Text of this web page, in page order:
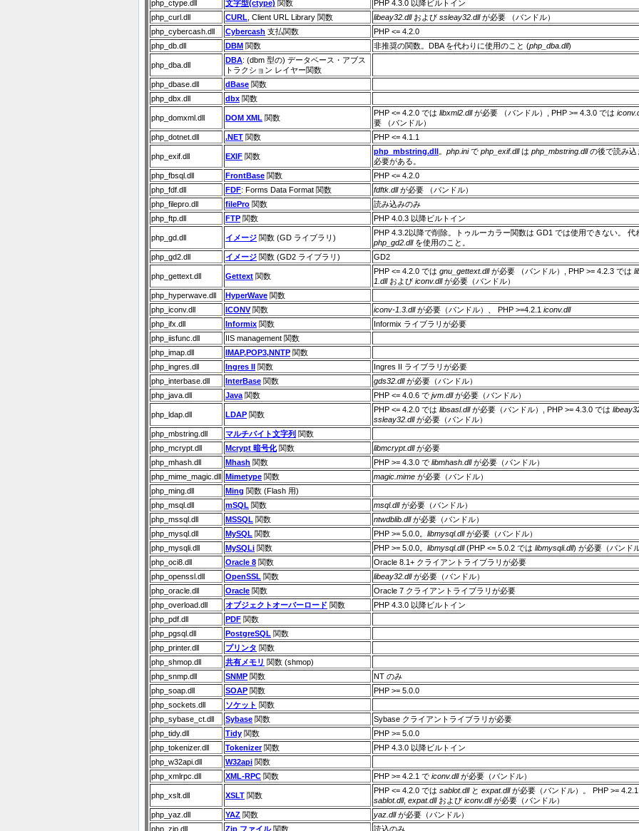
php_ctype.dll
文字型(ctype) 関数
PHP 4.3.0 以降ビルトイン
php_curl.dll
CURL , Client URL Library 関数 libeay32.dllおよび ssleay32.dllが必要 （バンドル）
php_cybercash.dll
Cybercash 支払関数
PHP <= 4.2.0
php_db.dll
DBM 関数 非推奨の関数。DBA を代わりに使用のこと (php_dba.dll)
php_dba.dll
DBA: (dbm 型の) データベース・アブス
トラクション レイヤー関数
php_dbase.dll
dBase 関数
php_dbx.dll
dbx 関数
php_domxml.dll DOM XML 関数
PHP <= 4.2.0 では libxml2.dllが必要 （バンドル）, PHP >= 4.3.0 では
要 （バンドル）
php_dotnet.dll
.NET 関数 PHP <= 4.1.1
php_exif.dll EXIF 関数
php_mbstring.dll。 php.iniで php_exif.dllは php_mbstring.dllの後で読み込
必要がある。
php_fbsql.dll
FrontBase 関数
PHP <= 4.2.0
php_fdf.dll
FDF: Forms Data Format 関数 fdftk.dllが必要 （バンドル）
php_filepro.dll
filePro 関数
読み込みのみ
php_ftp.dll
FTP 関数 PHP 4.0.3 以降ビルトイン
php_gd.dll イメージ 関数 (GD ライブラリ)
PHP 4.3.2以降で削除。トゥルーカラー関数は GD1 では使用できない。 代
php_gd2.dllを使用のこと。
php_gd2.dll
イメージ 関数 (GD2 ライブラリ) GD2
php_gettext.dll Gettext 関数
PHP <= 4.2.0 では gnu_gettext.dllが必要 （バンドル）, PHP >= 4.2.3 では
1.dllおよび iconv.dllが必要（バンドル）
php_hyperwave.dll
HyperWave 関数
php_iconv.dll
ICONV関数 iconv-1.3.dllが必要（バンドル）、 PHP >=4.2.1 iconv.dll
php_ifx.dll
Informix 関数
Informix ライブラリが必要
php_iisfunc.dll
IIS management 関数
php_imap.dll
IMAP,POP3,NNTP 関数
php_ingres.dll
Ingres II 関数
Ingres II ライブラリが必要
php_interbase.dll
InterBase 関数 gds32.dllが必要（バンドル）
php_java.dll
Java 関数 PHP <= 4.0.6 で jvm.dllが必要（バンドル）
php_ldap.dll LDAP 関数
PHP <= 4.2.0 では libsasl.dllが必要（バンドル）, PHP >= 4.3.0 では
ssleay32.dllが必要（バンドル）
php_mbstring.dll
マルチバイト文字列 関数
php_mcrypt.dll
Mcrypt 暗号化関数 libmcrypt.dllが必要
php_mhash.dll
Mhash 関数 PHP >= 4.3.0 で libmhash.dllが必要（バンドル）
php_mime_magic.dll Mimetype 関数 magic.mime が必要（バンドル）
php_ming.dll
Ming 関数 (Flash 用)
php_msql.dll
mSQL 関数 msql.dllが必要（バンドル）
php_mssql.dll
MSSQL 関数 ntwdblib.dllが必要（バンドル）
php_mysql.dll
MySQL 関数 PHP >= 5.0.0。 libmysql.dllが必要（バンドル）
php_mysqli.dll
MySQLi 関数 PHP >= 5.0.0。 libmysql.dll(PHP <= 5.0.2 では libmysqli.dll) が必要（バンドル
php_oci8.dll
Oracle 8 関数
Oracle 8.1+ クライアントライブラリが必要
php_openssl.dll
OpenSSL 関数 libeay32.dllが必要（バンドル）
php_oracle.dll
Oracle 関数
Oracle 7 クライアントライブラリが必要
php_overload.dll
オブジェクトオーバーロード 関数
PHP 4.3.0 以降ビルトイン
php_pdf.dll
PDF 関数
php_pgsql.dll
PostgreSQL 関数
php_printer.dll
プリンタ 関数
php_shmop.dll
共有メモリ 関数 (shmop)
php_snmp.dll
SNMP 関数
NT のみ
php_soap.dll
SOAP 関数
PHP >= 5.0.0
php_sockets.dll
ソケット 関数
php_sybase_ct.dll
Sybase 関数
Sybase クライアントライブラリが必要
php_tidy.dll
Tidy 関数
PHP >= 5.0.0
php_tokenizer.dll
Tokenizer関数
PHP 4.3.0 以降ビルトイン
php_w32api.dll
W32api 関数
php_xmlrpc.dll
XML-RPC 関数 PHP >= 4.2.1 で iconv.dllが必要（バンドル）
php_xslt.dll XSLT 関数
PHP <= 4.2.0 では sablot.dllと expat.dllが必要（バンドル）。 PHP >= 4.2.1
sablot.dll, expat.dllおよび iconv.dllが必要（バンドル）
php_yaz.dll
YAZ 関数 yaz.dllが必要（バンドル）
php_zip.dll
Zip ファイル関数 読込のみ